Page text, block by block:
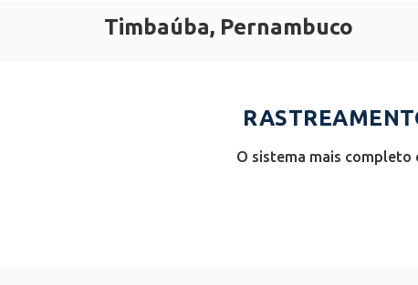
Timbaúba, Pernambuco
O sistema mais completo